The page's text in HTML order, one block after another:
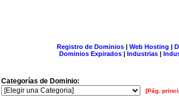
Registro de Dominios| Web Hosting |
Dominios Expirados | Industrias |
Categorías de Dominio:
[Pág.